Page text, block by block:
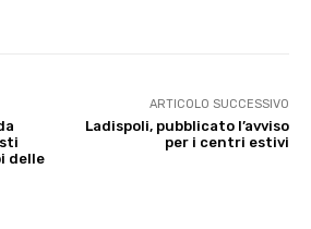
delle
ARTICOLO SUCCESSIVO
Ladispoli, pubblicato l’avviso
per i centri estivi